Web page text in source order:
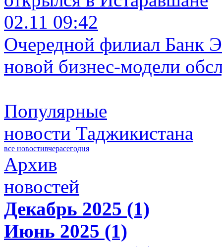
02.11 09:42
Очередной филиал Банк
новой бизнес-модели
Популярные
новости Таджикистана
все новостивчерасегодня
Архив
новостей
Декабрь 2025 (1)
Июнь 2025 (1)